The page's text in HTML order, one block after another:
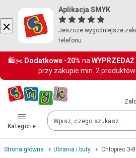
Aplikacja SMYK
Jeszcze wygodniejsze
telefonu
🛍️✂️ Dodatkowe -20% na
przy zakupie min. 2
Kategorie
Kraj i język
Wybierz kraj, aby przejść do
Polska (Poland)
Twoje zamówienia dostarczymy na
Język
Polski
Strona główna Ubrania i buty Chłopiec 3-